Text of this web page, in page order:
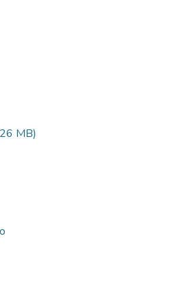
MB)